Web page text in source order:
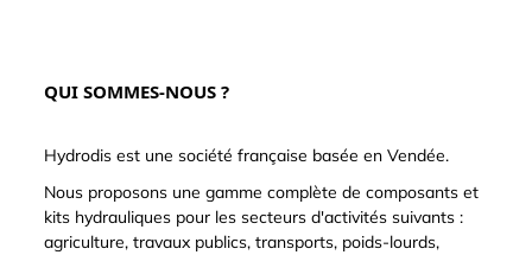
QUI SOMMES-NOUS ?
Hydrodis est une société française basée en Vendée.
Nous proposons une gamme complète de composants et
kits hydrauliques pour les secteurs d'activités suivants :
agriculture, travaux publics, transports, poids-lourds,